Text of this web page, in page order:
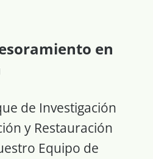
en
de Investigación
y Restauración
Equipo de